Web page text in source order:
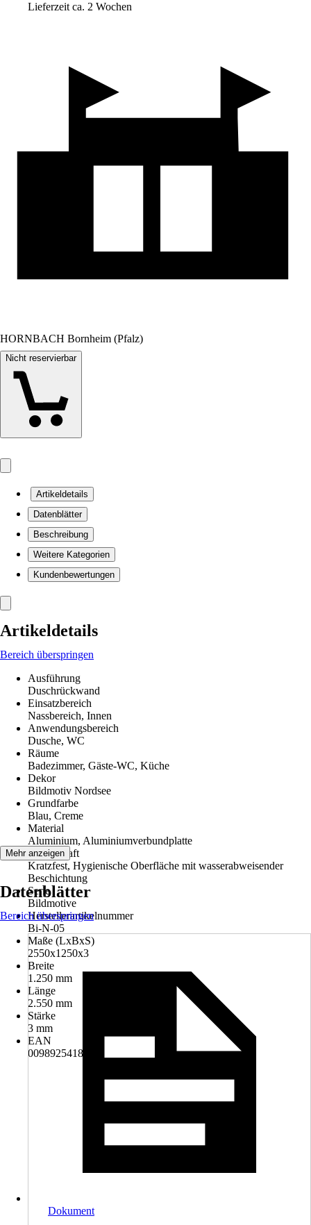
Lieferzeit ca. 2 Wochen
HORNBACH Bornheim (Pfalz)
Nicht reservierbar
Artikeldetails
Datenblätter
Beschreibung
Weitere Kategorien
Kundenbewertungen
Artikeldetails
Bereich überspringen
Ausführung
Duschrückwand
Einsatzbereich
Nassbereich, Innen
Anwendungsbereich
Dusche, WC
Räume
Badezimmer, Gäste-WC, Küche
Dekor
Bildmotiv Nordsee
Grundfarbe
Blau, Creme
Material
Aluminium, Aluminiumverbundplatte
Eigenschaft
Kratzfest, Hygienische Oberfläche mit wasserabweisender
Beschichtung
Serie
Bildmotive
Herstellerartikelnummer
Bi-N-05
Maße (LxBxS)
2550x1250x3
Breite
1.250 mm
Länge
2.550 mm
Stärke
3 mm
EAN
0098925418628
Mehr anzeigen
Datenblätter
Bereich überspringen
Dokument